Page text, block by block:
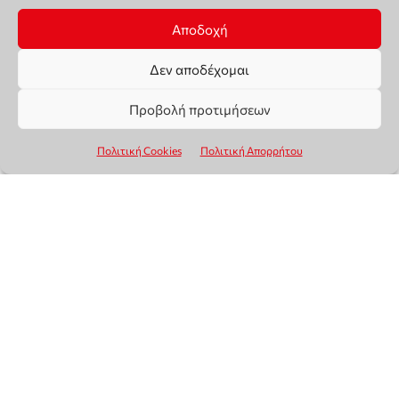
Αποδοχή
Δεν αποδέχομαι
Προβολή προτιμήσεων
Πολιτική Cookies Πολιτική Απορρήτου